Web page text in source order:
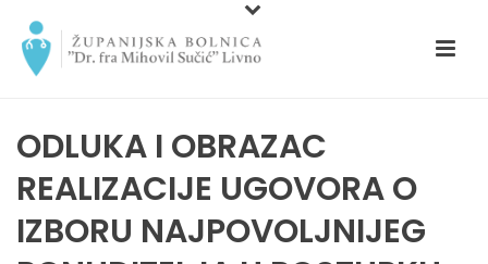
ODLUKA I OBRAZAC
REALIZACIJE UGOVORA O
IZBORU NAJPOVOLJNIJEG